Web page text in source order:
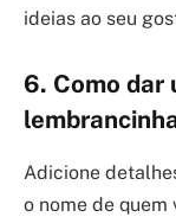
ideias ao seu
6. Como dar
Adicione
o nome de quem